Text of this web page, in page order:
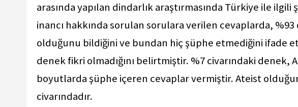
arasında yapılan dindarlık araştırmasında Türkiye ile ilgili
inancı hakkında sorulan sorulara verilen cevaplarda,
olduğunu bildiğini ve bundan hiç şüphe etmediğini ifade
denek fikri olmadığını belirtmiştir. %7 civarındaki denek,
boyutlarda şüphe içeren cevaplar vermiştir. Ateist
civarındadır.